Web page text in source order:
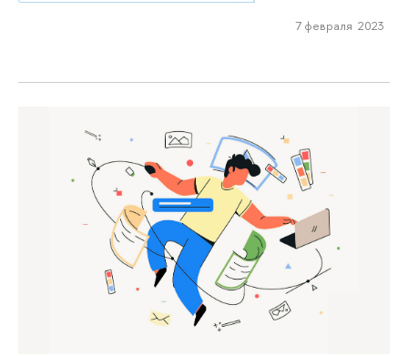
7 февраля 2023